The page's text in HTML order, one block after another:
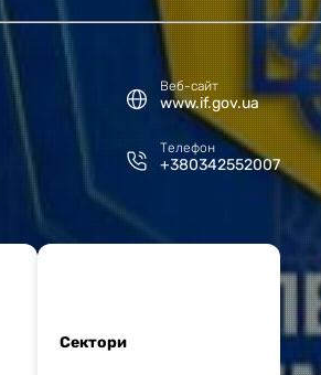
Веб-сайт
www.if.gov.ua
Телефон
+380342552007
Сектори